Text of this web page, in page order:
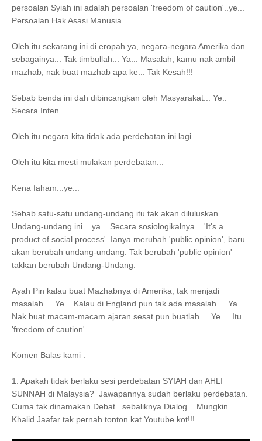
persoalan Syiah ini adalah persoalan 'freedom of caution'..ye...
Persoalan Hak Asasi Manusia.
Oleh itu sekarang ini di eropah ya, negara-negara Amerika dan
sebagainya... Tak timbullah... Ya... Masalah, kamu nak ambil
mazhab, nak buat mazhab apa ke... Tak Kesah!!!
Sebab benda ini dah dibincangkan oleh Masyarakat... Ye..
Secara Inten.
Oleh itu negara kita tidak ada perdebatan ini lagi....
Oleh itu kita mesti mulakan perdebatan...
Kena faham...ye...
Sebab satu-satu undang-undang itu tak akan diluluskan...
Undang-undang ini... ya... Secara sosiologikalnya... 'It's a
product of social process'. Ianya merubah 'public opinion', baru
akan berubah undang-undang. Tak berubah 'public opinion'
takkan berubah Undang-Undang.
Ayah Pin kalau buat Mazhabnya di Amerika, tak menjadi
masalah.... Ye... Kalau di England pun tak ada masalah.... Ya...
Nak buat macam-macam ajaran sesat pun buatlah.... Ye.... Itu
'freedom of caution'....
Komen Balas kami :
1. Apakah tidak berlaku sesi perdebatan SYIAH dan AHLI
SUNNAH di Malaysia? Jawapannya sudah berlaku perdebatan.
Cuma tak dinamakan Debat...sebaliknya Dialog... Mungkin
Khalid Jaafar tak pernah tonton kat Youtube kot!!!